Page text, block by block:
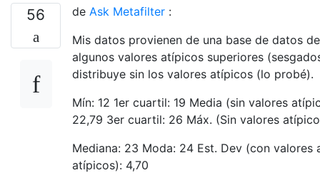
56 de Ask Metafilter :
Mis datos provienen de una base de datos
algunos valores atípicos superiores
distribuye sin los valores atípicos (lo probé).
Mín: 12 1er cuartil: 19 Media (sin valores
22,79 3er cuartil: 26 Máx. (Sin valores
Mediana: 23 Moda: 24 Est. Dev (con
atípicos): 4,70